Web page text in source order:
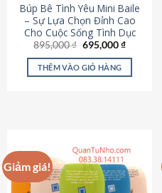
chọn
trên
trang
sản
phẩm
Búp Bê Tình Yêu Mini Baile
– Sự Lựa Chọn Đỉnh Cao
Cho Cuộc Sống Tình Dục
895,000₫ Giá
là:
895,000 ₫.
695,000₫Giá
tại
THÊM VÀO GIỎ HÀNG
Giảm giá!